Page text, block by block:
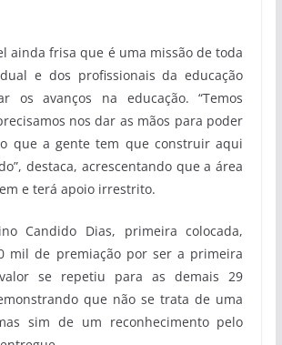
ainda frisa que é uma missão de toda
e dos profissionais da educação
os avanços na educação. “Temos
nos dar as mãos para poder
que a gente tem que construir aqui
destaca, acrescentando que a área
e terá apoio irrestrito.
Candido Dias, primeira colocada,
mil de premiação por ser a primeira
se repetiu para as demais 29
que não se trata de uma
sim de um reconhecimento pelo